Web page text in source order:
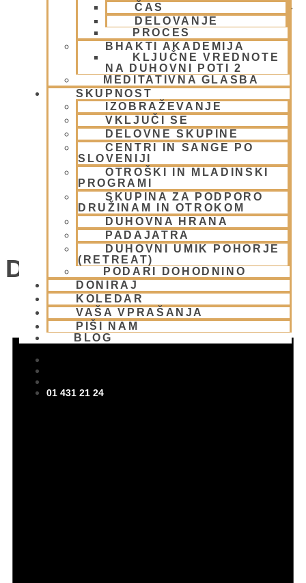
ČAS
DELOVANJE
PROCES
BHAKTI AKADEMIJA
KLJUČNE VREDNOTE
NA DUHOVNI POTI 2
MEDITATIVNA GLASBA
SKUPNOST
IZOBRAŽEVANJE
VKLJUČI SE
DELOVNE SKUPINE
CENTRI IN SANGE PO
SLOVENIJI
OTROŠKI IN MLADINSKI
PROGRAMI
SKUPINA ZA PODPORO
DRUŽINAM IN OTROKOM
DUHOVNA HRANA
PADAJATRA
DUHOVNI UMIK POHORJE
(RETREAT)
PODARI DOHODNINO
DONIRAJ
KOLEDAR
VAŠA VPRAŠANJA
PIŠI NAM
BLOG
01 431 21 24
EKOKARAVANA PADAYATRA
Dogodki